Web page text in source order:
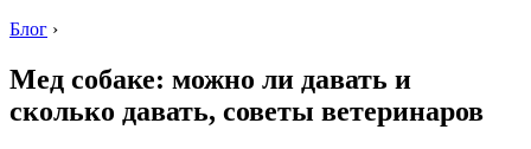
Блог ›
Мед собаке: можно ли давать и
сколько давать, советы ветеринаров